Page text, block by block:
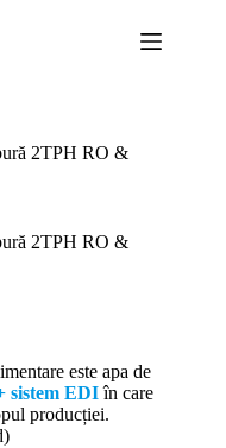
2TPH RO &
2TPH RO &
este apa de
sistem EDIîn care
producției.